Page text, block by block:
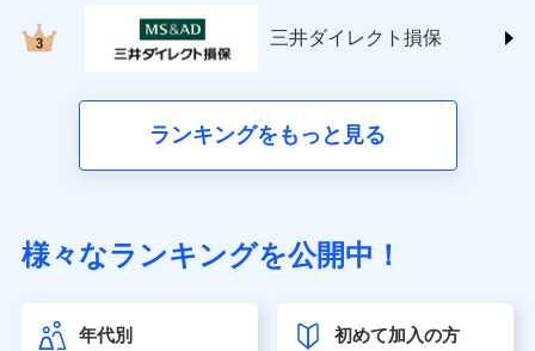
ins.com/)
三井ダイレクト損害保険株式会社
（https://www.sonylife.co.jp）
第一ネオ生命保険株式会社（https://neofirst.co.jp/）
三井ダイレクト損保
ランキングをもっと見る
様々なランキングを公開中！
年代別 初めて加入の方